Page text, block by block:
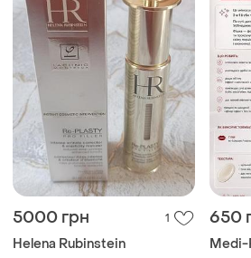
5000 грн 1
Helena Rubinstein
650
Medi-